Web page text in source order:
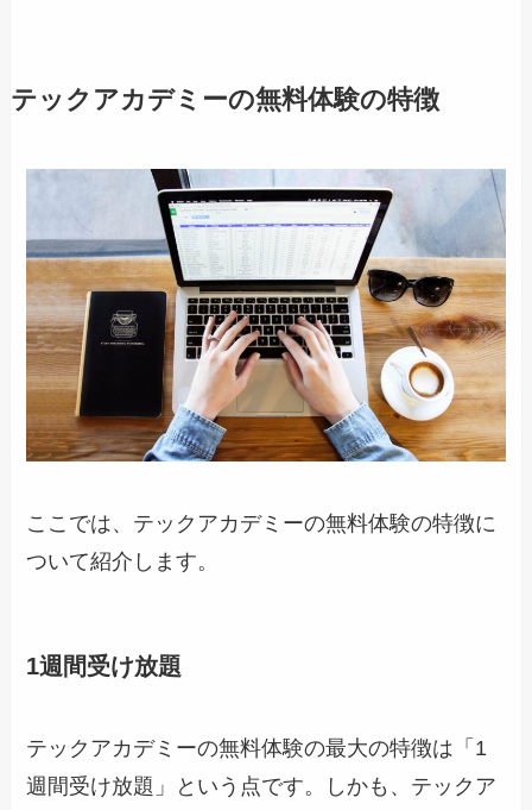
テックアカデミーの無料体験の特徴
ここでは、テックアカデミーの無料体験の特徴に
ついて紹介します。
1週間受け放題
テックアカデミーの無料体験の最大の特徴は「1
週間受け放題」という点です。しかも、テックア